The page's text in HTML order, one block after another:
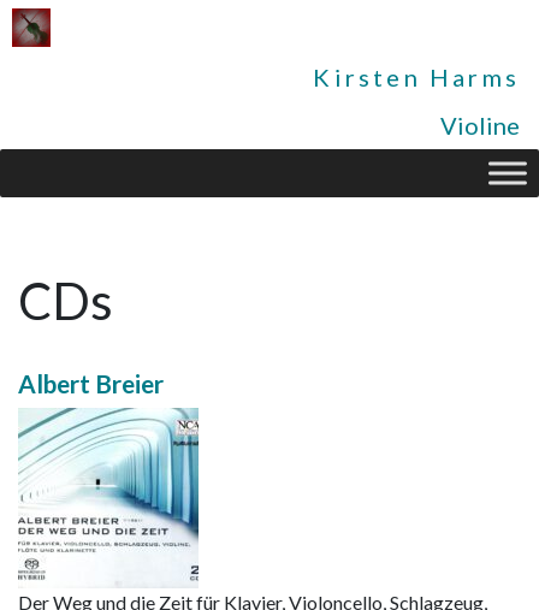
Kirsten Harms
Violine
CDs
Albert Breier
Der Weg und die Zeit für Klavier, Violoncello, Schlagzeug,